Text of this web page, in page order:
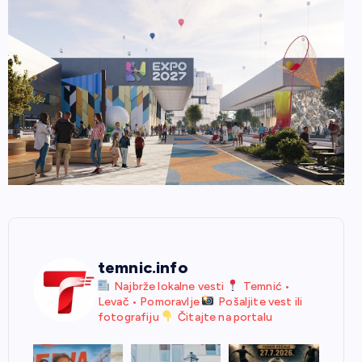
temnic.info
Najbrže lokalne vesti
Temnić •
Levač • Pomoravlje
Pošaljite vest ili
fotografiju
Čitajte na portalu